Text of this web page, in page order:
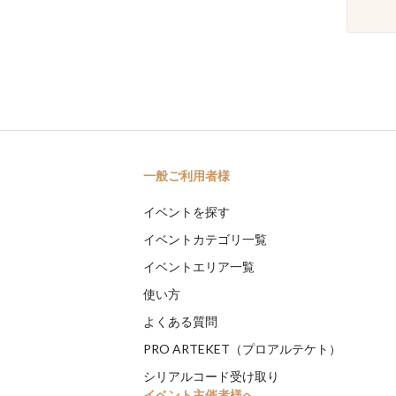
一般ご利用者様
イベントを探す
イベントカテゴリ一覧
イベントエリア一覧
使い方
よくある質問
PRO ARTEKET（プロアルテケト）
シリアルコード受け取り